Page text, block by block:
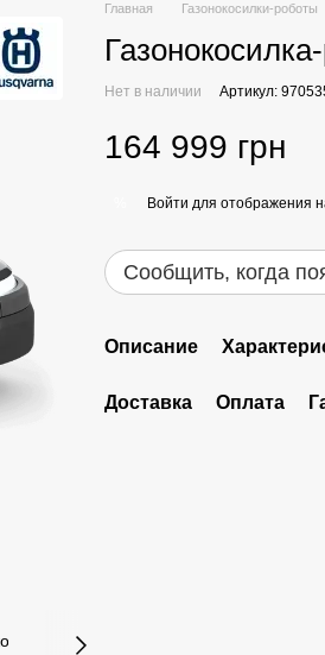
Главная Газонокосилки-роботы
Нет в наличии Артикул:
164 999 грн
Войти для отображения
Сообщить, когда
Описание
Доставка Оплата